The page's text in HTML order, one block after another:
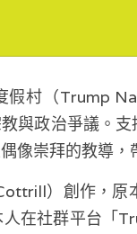
假村（Trump
與政治爭議。
像崇拜的教導，
）創作，原
在社群平台「